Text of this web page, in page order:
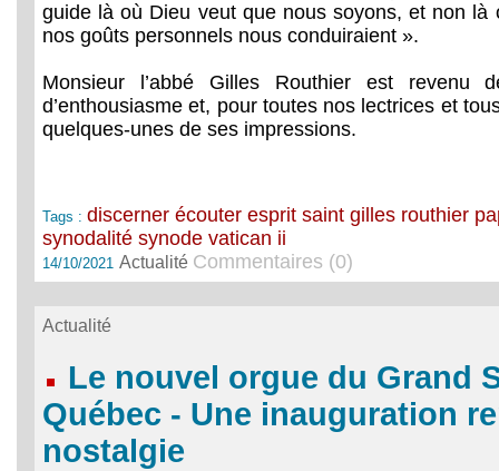
guide là où Dieu veut que nous soyons, et non là
nos goûts personnels nous conduiraient ».
Monsieur l’abbé Gilles Routhier est revenu
d’enthousiasme et, pour toutes nos lectrices et
quelques-unes de ses impressions.
Tags :discerner écouter esprit saint gilles routhier
synodalité synode vatican ii
14/10/2021 Actualité Commentaires (0)
Actualité
Le nouvel orgue du Grand
Québec - Une inauguration
nostalgie